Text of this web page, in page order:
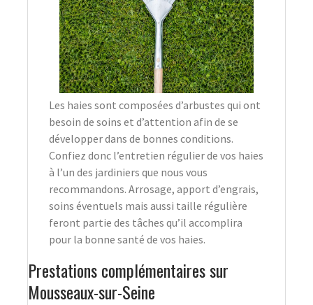
Les haies sont composées d’arbustes qui ont
besoin de soins et d’attention afin de se
développer dans de bonnes conditions.
Confiez donc l’entretien régulier de vos haies
à l’un des jardiniers que nous vous
recommandons. Arrosage, apport d’engrais,
soins éventuels mais aussi taille régulière
feront partie des tâches qu’il accomplira
pour la bonne santé de vos haies.
Prestations complémentaires sur
Mousseaux-sur-Seine